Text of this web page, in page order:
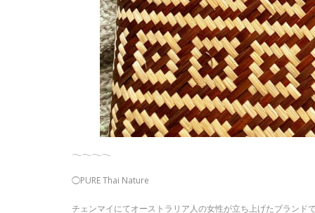
𓂃𓂃𓂃𓂃
◯PURE Thai Nature
チェンマイにてオーストラリア人の女性が立ち上げたブランド